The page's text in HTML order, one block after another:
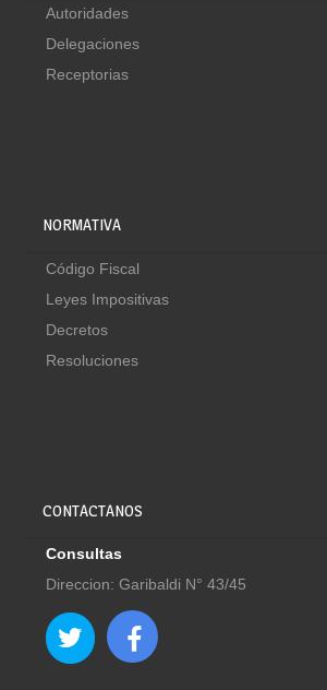
Autoridades
Delegaciones
Receptorias
NORMATIVA
Código Fiscal
Leyes Impositivas
Decretos
Resoluciones
CONTACTANOS
Consultas
Direccion: Garibaldi N° 43/45